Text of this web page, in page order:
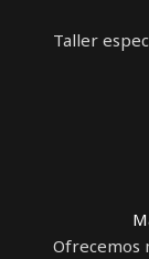
Taller
Ofrecemos